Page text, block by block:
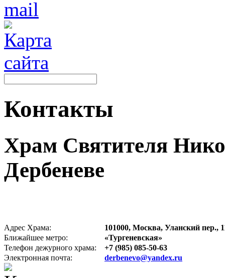
Контакты
Храм Святителя
Дербеневе
Адрес Храма:
101000, Москва, Уланский пер.,
Ближайшее метро:
«Тургеневская»
Телефон дежурного храма:
+7 (985) 085-50-63
Электронная почта:
derbenevo@yandex.ru